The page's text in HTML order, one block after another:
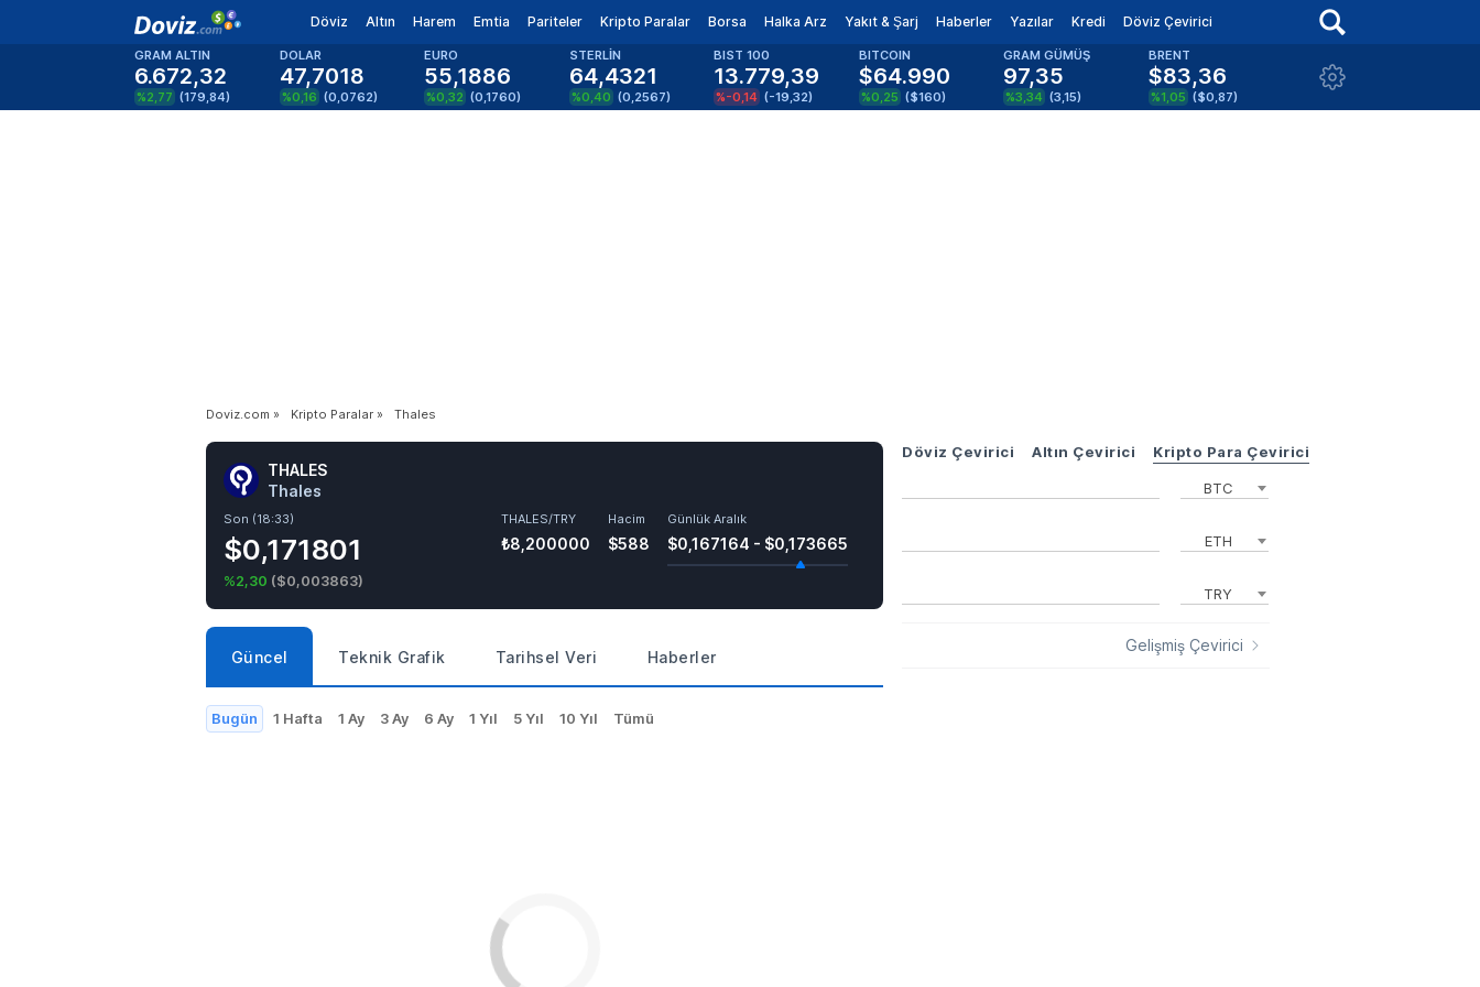
Döviz Altın Harem Emtia Pariteler Kripto Paralar Borsa Halka Arz Yakıt & Şarj Haberler Yazılar Kredi Döviz Çevirici
GRAM ALTIN
6.672,32
%2,77 (179,84)
DOLAR
47,7018
%0,16 (0,0762)
EURO
55,1886
%0,32 (0,1760)
STERLİN
64,4321
%0,40 (0,2567)
BIST 100
13.779,39
%-0,14 (-19,32)
BITCOIN
$64.990
%0,25 ($160)
GRAM GÜMÜŞ
97,35
%3,34 (3,15)
BRENT
$83,36
%1,05 ($0,87)
Doviz.com » Kripto Paralar » Thales
THALES
Thales
Son (18:33)
$0,171801
%2,30 ($0,003863)
THALES/TRY
₺8,200000
Hacim
$588
Günlük Aralık
$0,167164 - $0,173665
Güncel Teknik Grafik Tarihsel Veri Haberler
Bugün 1 Hafta 1 Ay 3 Ay 6 Ay 1 Yıl 5 Yıl 10 Yıl Tümü
Döviz Çevirici Altın Çevirici Kripto Para Çevirici
BTC
ETH
TRY
Gelişmiş Çevirici